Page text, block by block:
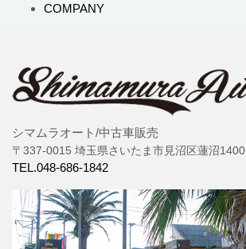
COMPANY
シマムラオート/中古車販売
〒337-0015 埼玉県さいたま市見沼区蓮沼1400
TEL.048-686-1842